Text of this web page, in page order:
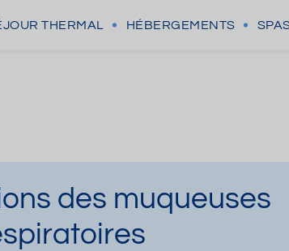
THERMAL HÉBERGEMENTS
des muqueuses